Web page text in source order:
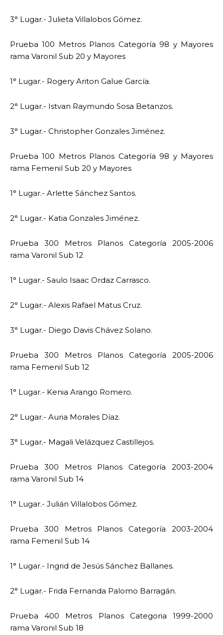
3° Lugar.- Julieta Villalobos Gómez.
Prueba 100 Metros Planos Categoría 98 y Mayores
rama Varonil Sub 20 y Mayores
1° Lugar.- Rogery Ariton Galue García.
2° Lugar.- Istvan Raymundo Sosa Betanzos.
3° Lugar.- Christopher Gonzales Jiménez.
Prueba 100 Metros Planos Categoría 98 y Mayores
rama Femenil Sub 20 y Mayores
1° Lugar.- Arlette Sánchez Santos.
2° Lugar.- Katia Gonzales Jiménez.
Prueba 300 Metros Planos Categoría 2005-2006
rama Varonil Sub 12
1° Lugar.- Saulo Isaac Ordaz Carrasco.
2° Lugar.- Alexis Rafael Matus Cruz.
3° Lugar.- Diego Davis Chávez Solano.
Prueba 300 Metros Planos Categoría 2005-2006
rama Femenil Sub 12
1° Lugar.- Kenia Arango Romero.
2° Lugar.- Auria Morales Díaz.
3° Lugar.- Magali Velázquez Castillejos.
Prueba 300 Metros Planos Categoría 2003-2004
rama Varonil Sub 14
1° Lugar.- Julián Villalobos Gómez.
Prueba 300 Metros Planos Categoría 2003-2004
rama Femenil Sub 14
1° Lugar.- Ingrid de Jesús Sánchez Ballanes.
2° Lugar.- Frida Fernanda Palomo Barragán.
Prueba 400 Metros Planos Categoria 1999-2000
rama Varonil Sub 18